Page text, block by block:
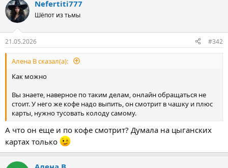
к
ц
и
Nefertiti777
Шёпот из тьмы
21.05.2026 #342
Алена В сказал(а):
Как можно
Вы знаете, наверное по таким делам, онлайн обращаться не
стоит. У него же кофе надо выпить, он смотрит в чашку и плюс
карты, нужно тусовать колоду самому.
А что он еще и по кофе смотрит? Думала на цыганских
картах только